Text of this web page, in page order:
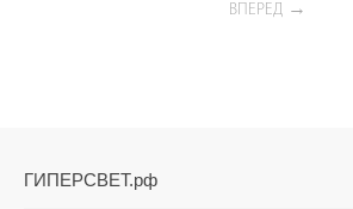
ВПЕРЕД
ГИПЕРСВЕТ.рф